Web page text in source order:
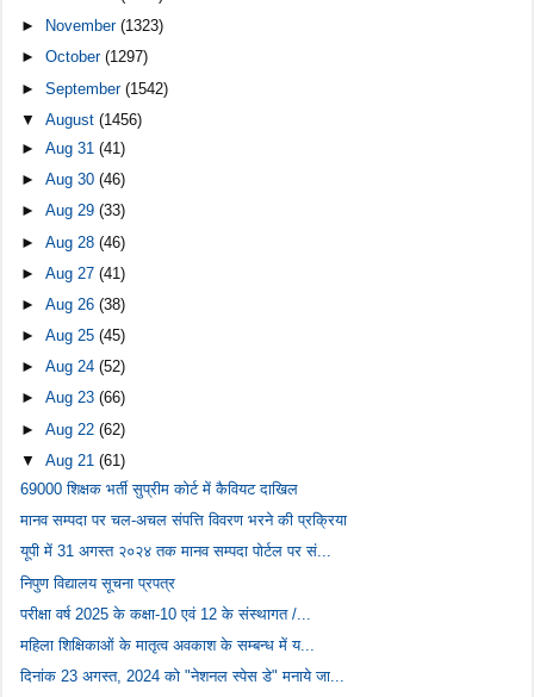
►
November(1323)
►October(1297)
►September(1542)
▼August(1456)
►Aug 31(41)
►Aug 30(46)
►Aug 29(33)
►Aug 28(46)
►Aug 27(41)
►Aug 26(38)
►Aug 25(45)
►Aug 24(52)
►Aug 23(66)
►Aug 22(62)
▼Aug 21(61)
69000 शिक्षक भर्ती सुप्रीम कोर्ट में कैवियट दाखिल
मानव सम्पदा पर चल-अचल संपत्ति विवरण भरने की प्रक्रिया
यूपी में 31 अगस्त २०२४ तक मानव सम्पदा पोर्टल पर सं...
निपुण विद्यालय सूचना प्रपत्र
परीक्षा वर्ष 2025 के कक्षा-10 एवं 12 के संस्थागत /...
महिला शिक्षिकाओं के मातृत्व अवकाश के सम्बन्ध में य...
दिनांक 23 अगस्त, 2024 को "नेशनल स्पेस डे" मनाये जा...